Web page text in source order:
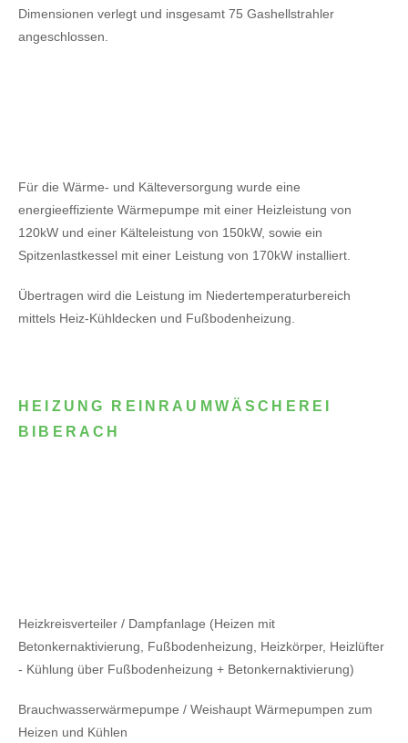
Dimensionen verlegt und insgesamt 75 Gashellstrahler
angeschlossen.
Für die Wärme- und Kälteversorgung wurde eine
energieeffiziente Wärmepumpe mit einer Heizleistung von
120kW und einer Kälteleistung von 150kW, sowie ein
Spitzenlastkessel mit einer Leistung von 170kW installiert.
Übertragen wird die Leistung im Niedertemperaturbereich
mittels Heiz-Kühldecken und Fußbodenheizung.
HEIZUNG REINRAUMWÄSCHEREI
BIBERACH
Heizkreisverteiler / Dampfanlage (Heizen mit
Betonkernaktivierung, Fußbodenheizung, Heizkörper, Heizlüfter
- Kühlung über Fußbodenheizung + Betonkernaktivierung)
Brauchwasserwärmepumpe / Weishaupt Wärmepumpen zum
Heizen und Kühlen